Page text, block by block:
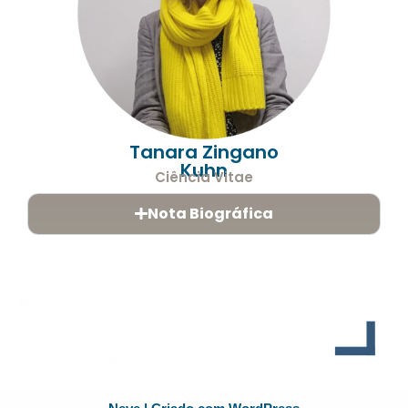
Tanara Zingano
Kuhn
Ciência Vitae
Nota Biográfica